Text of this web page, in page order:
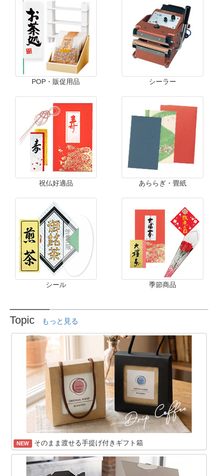
POP・販促用品 シーラー
祝仏好適品 あららぎ・畳紙
シール 季節商品
Topic もっと見る
NEW そのまま渡せる手提げ付きギフト箱